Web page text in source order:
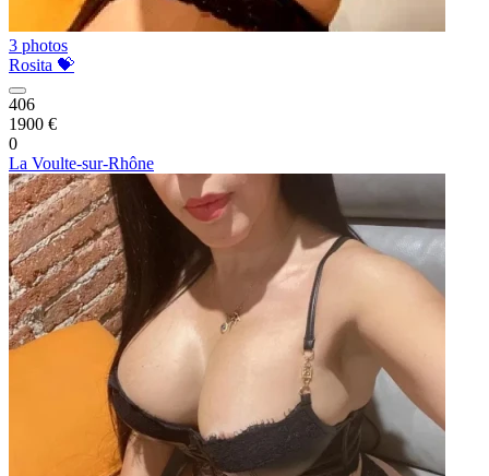
3 photos
Rosita 💝
406
1900 €
0
La Voulte-sur-Rhône